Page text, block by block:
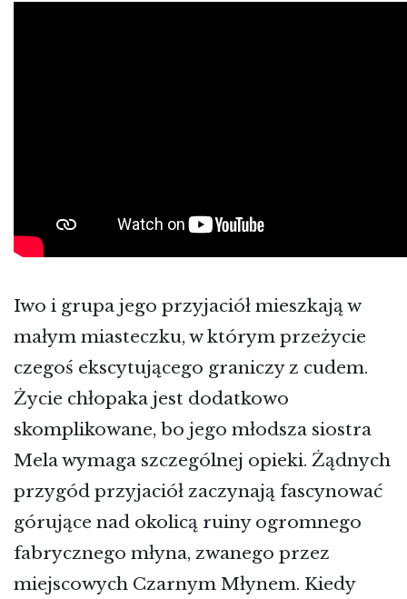
Iwo i grupa jego przyjaciół mieszkają w
małym miasteczku, w którym przeżycie
czegoś ekscytującego graniczy z cudem.
Życie chłopaka jest dodatkowo
skomplikowane, bo jego młodsza siostra
Mela wymaga szczególnej opieki. Żądnych
przygód przyjaciół zaczynają fascynować
górujące nad okolicą ruiny ogromnego
fabrycznego młyna, zwanego przez
miejscowych Czarnym Młynem. Kiedy